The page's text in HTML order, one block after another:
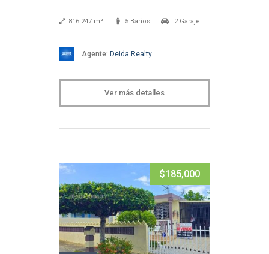
816.247 m² 5 Baños 2 Garaje
Agente: Deida Realty
Ver más detalles
$185,000